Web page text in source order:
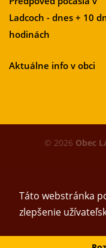
Táto webstránka
zlepšenie
Ladcoch - dnes + 10
hodinách
Aktuálne info v obci
© 2026 Obec